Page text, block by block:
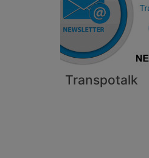
Transpotalk